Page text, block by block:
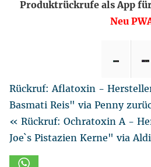
Produktrückrufe als App
Neu
Rückruf: Aflatoxin -
Basmati Reis" via Penny
« Rückruf: Ochratoxin A -
Joe`s Pistazien Kerne" via